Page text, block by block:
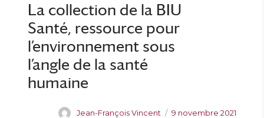
La collection de la BIU
Santé, ressource pour
l’environnement sous
l’angle de la santé
humaine
A
Jean-François Vincent
P
9 novembre 2021